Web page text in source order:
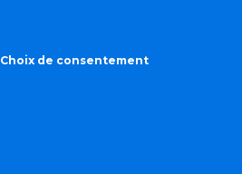
Choix de consentement